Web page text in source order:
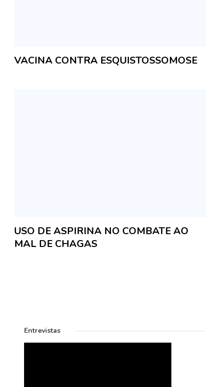
VACINA CONTRA ESQUISTOSSOMOSE
USO DE ASPIRINA NO COMBATE AO
MAL DE CHAGAS
Entrevistas